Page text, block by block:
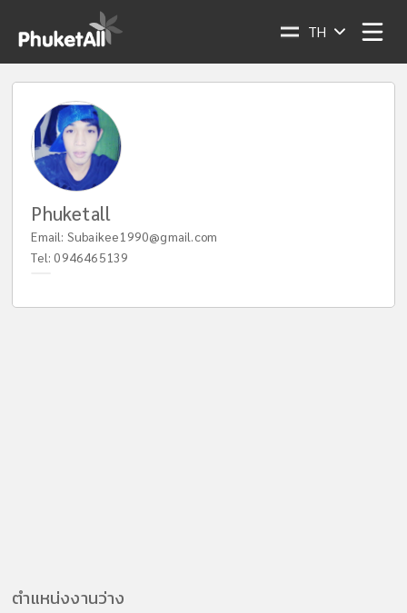
TH
Phuketall
Email: Subaikee1990@gmail.com
Tel:0946465139
ตำแหน่งงานว่าง